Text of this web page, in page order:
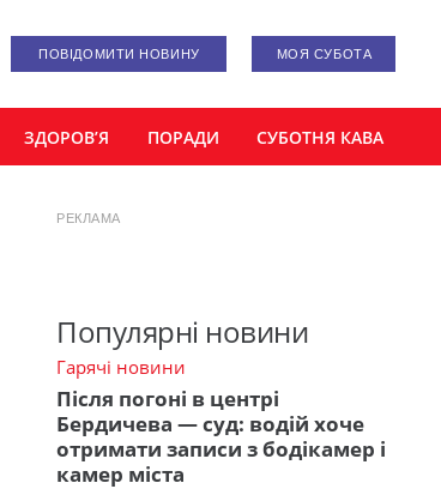
ПОВІДОМИТИ НОВИНУ МОЯ СУБОТА
ЗДОРОВ’Я ПОРАДИ СУБОТНЯ КАВА
РЕКЛАМА
Популярні новини
Гарячі новини
Після погоні в центрі
Бердичева — суд: водій хоче
отримати записи з бодікамер і
камер міста